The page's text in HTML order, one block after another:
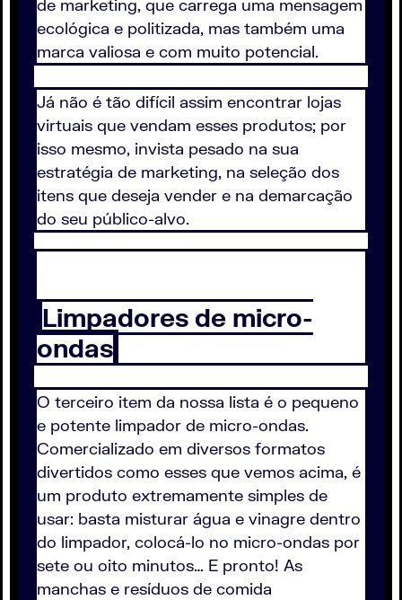
de marketing, que carrega uma mensagem
ecológica e politizada, mas também uma
marca valiosa e com muito potencial.
Já não é tão difícil assim encontrar lojas
virtuais que vendam esses produtos; por
isso mesmo, invista pesado na sua
estratégia de marketing, na seleção dos
itens que deseja vender e na demarcação
do seu público-alvo.
Limpadores de micro-
ondas
O terceiro item da nossa lista é o pequeno
e potente limpador de micro-ondas.
Comercializado em diversos formatos
divertidos como esses que vemos acima, é
um produto extremamente simples de
usar: basta misturar água e vinagre dentro
do limpador, colocá-lo no micro-ondas por
sete ou oito minutos… E pronto! As
manchas e resíduos de comida